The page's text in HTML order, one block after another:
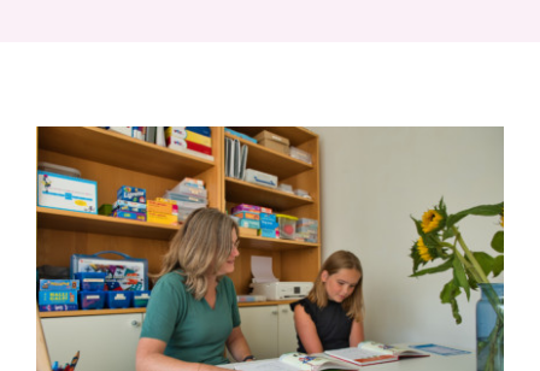
Blog
Contact